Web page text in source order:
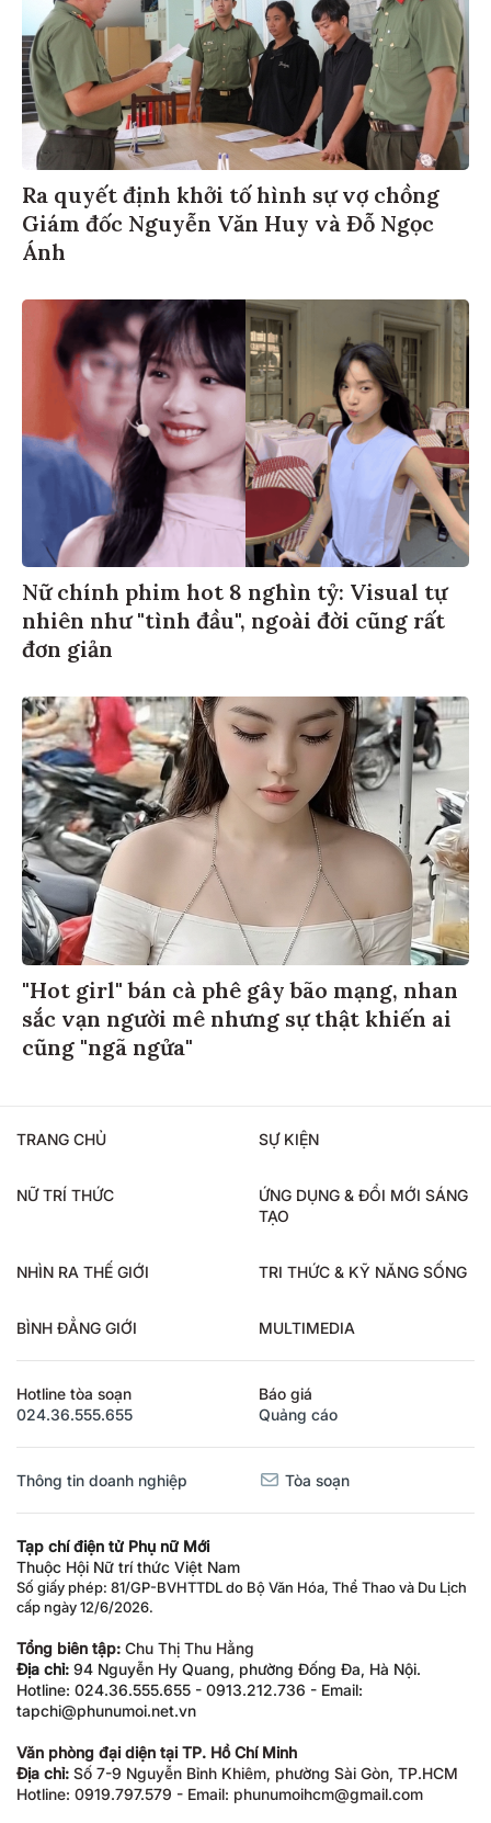
Ra quyết định khởi tố hình sự vợ chồng
Giám đốc Nguyễn Văn Huy và Đỗ Ngọc
Ánh
Nữ chính phim hot 8 nghìn tỷ: Visual tự
nhiên như "tình đầu", ngoài đời cũng rất
đơn giản
"Hot girl" bán cà phê gây bão mạng, nhan
sắc vạn người mê nhưng sự thật khiến ai
cũng "ngã ngửa"
TRANG CHỦ SỰ KIỆN
NỮ TRÍ THỨC
ỨNG DỤNG & ĐỔI MỚI SÁNG
TẠO
NHÌN RA THẾ GIỚI TRI THỨC & KỸ NĂNG SỐNG
BÌNH ĐẲNG GIỚI MULTIMEDIA
Hotline tòa soạn
024.36.555.655
Báo giá
Quảng cáo
Thông tin doanh nghiệp Tòa soạn
Tạp chí điện tử Phụ nữ Mới
Thuộc Hội Nữ trí thức Việt Nam
Số giấy phép: 81/GP-BVHTTDL do Bộ Văn Hóa, Thể Thao và Du Lịch
cấp ngày 12/6/2026.
Tổng biên tập: Chu Thị Thu Hằng
Địa chỉ: 94 Nguyễn Hy Quang, phường Đống Đa, Hà Nội.
Hotline: 024.36.555.655 - 0913.212.736 - Email:
tapchi@phunumoi.net.vn
Văn phòng đại diện tại TP. Hồ Chí Minh
Địa chỉ: Số 7-9 Nguyễn Bỉnh Khiêm, phường Sài Gòn, TP.HCM
Hotline: 0919.797.579 - Email: phunumoihcm@gmail.com